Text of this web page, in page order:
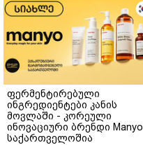
ფერმენტირებული
ინგრედიენტები კანის
მოვლაში - კორეული
ინოვაციური ბრენდი Manyo
საქართველოშია